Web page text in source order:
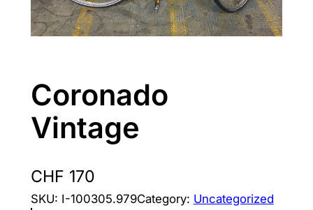
Coronado
Vintage
CHF 170
SKU: I-100305.979Category: Uncategorized